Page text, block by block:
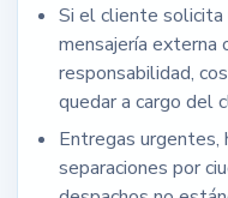
Si el cliente
mensajería externa
responsabilidad,
quedar a cargo del
Entregas urgentes,
separaciones por